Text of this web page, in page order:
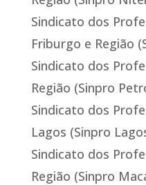
Sindicato dos
Friburgo e Região
Sindicato dos
Região (Sinpro
Sindicato dos
Lagos (Sinpro
Sindicato dos
Região (Sinpro